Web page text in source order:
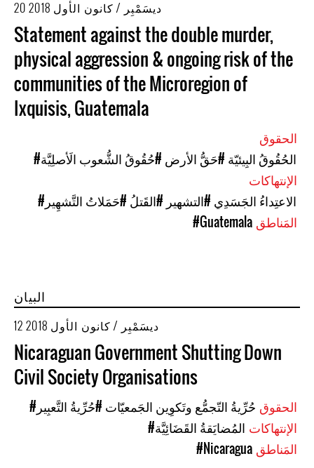
20 ديسَمْبِر / كانون الأول 2018
Statement against the double murder,
physical aggression & ongoing risk of the
communities of the Microregion of
Ixquisis, Guatemala
#الحُقُوقُ البِيئيّة #حَقُّ الأرض #حُقُوقُ الشُّعوب الَأصلِيَّة
#الاعتِداءُ الجَسَدِي #التشهير #القَتلُ #حَمَلاتُ التَّشهِير
#Guatemala
البيان
12 ديسَمْبِر / كانون الأول 2018
Nicaraguan Government Shutting Down
Civil Society Organisations
#حُرِّيةُ التّجمُّع وتَكوِين الجَمعيّات #حُرِّيةُ التَّعبِير
#المُضايَقةُ القَضَائِيَّة
#Nicaragua